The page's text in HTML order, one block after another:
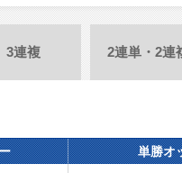
3連複 2連単・2連
単勝オ